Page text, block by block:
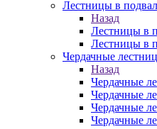
Лестницы в
Назад
Лестницы в
Лестницы в
Чердачные
Назад
Чердачные
Чердачные
Чердачные
Чердачные